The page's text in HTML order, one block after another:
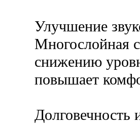
Улучшение
Многослойная
снижению
повышает
Долговечность